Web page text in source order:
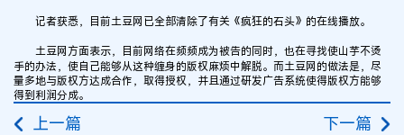
记者获悉，目前土豆网已全部清除了有关《疯狂的石头》的在线播放。
土豆网方面表示，目前网络在频频成为被告的同时，也在寻找使山芋不烫
手的办法，使自己能够从这种缠身的版权麻烦中解脱。而土豆网的做法是，尽
量多地与版权方达成合作，取得授权，并且通过研发广告系统使得版权方能够
得到利润分成。
上一篇 下一篇